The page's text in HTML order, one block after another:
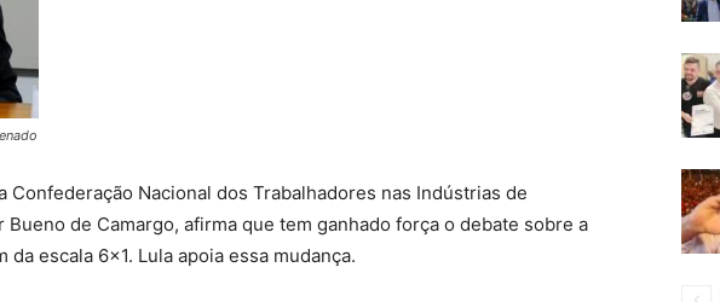
Confederação Nacional dos Trabalhadores nas Indústrias de
de Camargo, afirma que tem ganhado força o debate sobre a
da escala 6×1. Lula apoia essa mudança.